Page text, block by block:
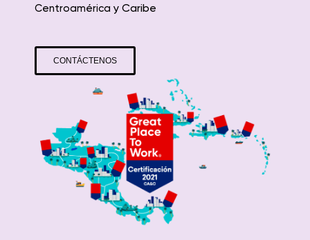
Centroamérica y Caribe
CONTÁCTENOS